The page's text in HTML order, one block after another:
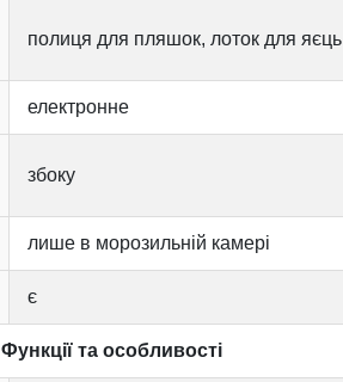
полиця для пляшок, лоток для яєць
електронне
збоку
лише в морозильній камері
є
Функції та особливості